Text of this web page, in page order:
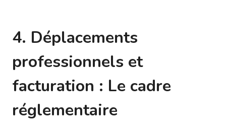
4. Déplacements
professionnels et
facturation : Le cadre
réglementaire